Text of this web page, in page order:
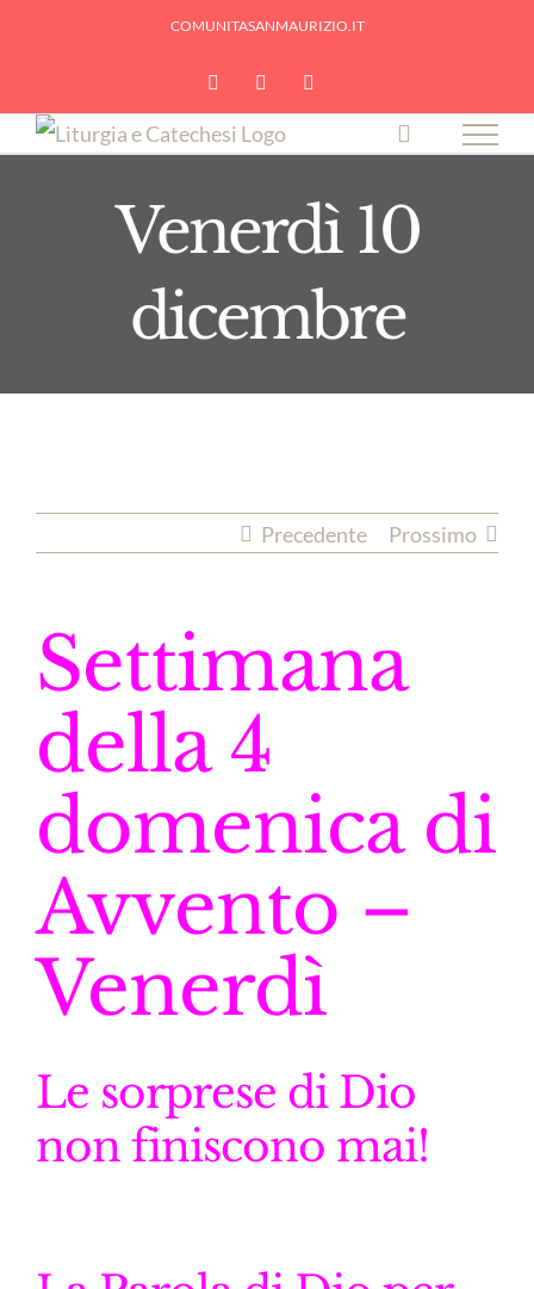
COMUNITASANMAURIZIO.IT
YouTubeFacebook
Venerdì 10
dicembre
Precedente Prossimo
Settimana
della 4
domenica di
Avvento –
Venerdì
Le sorprese di Dio
non finiscono mai!